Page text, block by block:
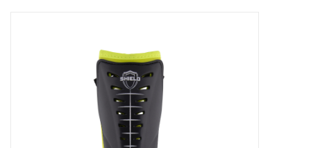
Afspraak Loop Analyse